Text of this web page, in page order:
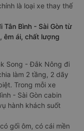
là loại xe thay thế
Bình - Sài Gòn từ
êm ái, chất lượng
Song - Đắk Nông đi
làm 2 tầng, 2 dãy
Trong mỗi xe
- Sài Gòn cabin
hành khách suốt
gối ôm, có cái mền